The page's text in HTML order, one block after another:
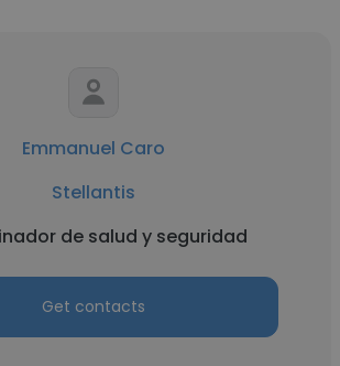
Emmanuel Caro
Stellantis
de salud y seguridad
Get contacts